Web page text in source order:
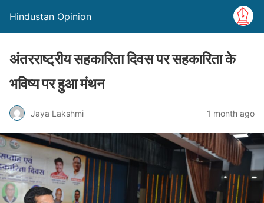
Hindustan Opinion
अंतरराष्ट्रीय सहकारिता दिवस पर सहकारिता के
भविष्य पर हुआ मंथन
Jaya Lakshmi 1 month ago